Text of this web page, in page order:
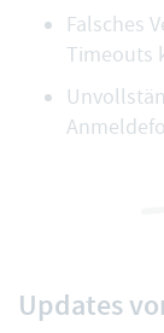
Falsches
Timeouts
Updates